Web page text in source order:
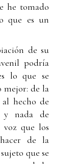
he tomado
que es un
de su
podría
lo que se
mejor: de la
al hecho de
y nada de
que los
de la
que se